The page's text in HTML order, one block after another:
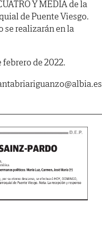
Y MEDIA de la
de Puente Viesgo.
se realizarán en la
febrero de 2022.